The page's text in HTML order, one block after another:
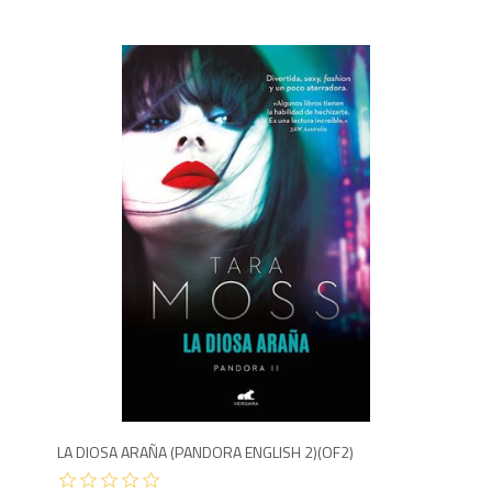
LA DIOSA ARAÑA (PANDORA ENGLISH 2)(OF2)